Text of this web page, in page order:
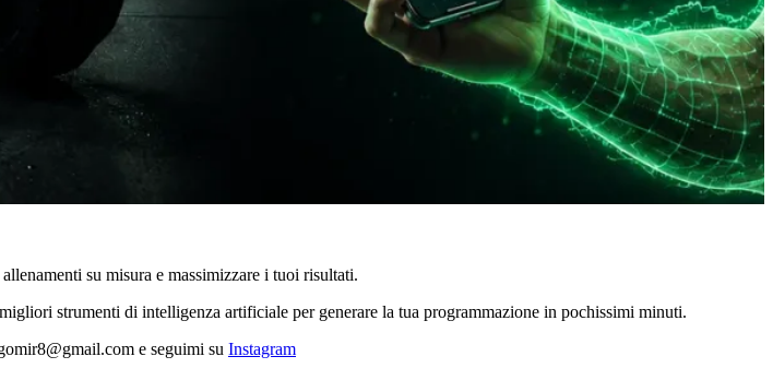
su misura e massimizzare i tuoi risultati.
strumenti di intelligenza artificiale per generare la tua programmazione in pochissimi minuti.
e seguimi su Instagram